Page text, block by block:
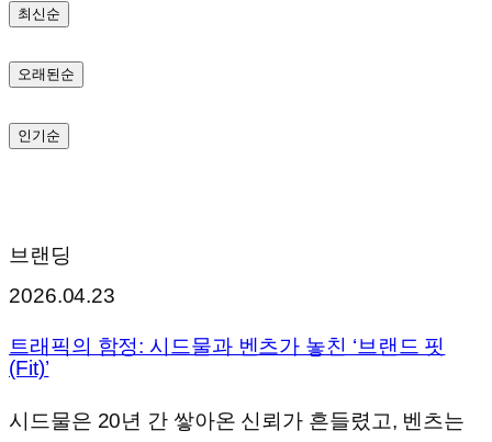
가
최신순
오래된순
인기순
브랜딩
2026.04.23
트래픽의 함정: 시드물과 벤츠가 놓친 ‘브랜드 핏
(Fit)’
시드물은 20년 간 쌓아온 신뢰가 흔들렸고, 벤츠는